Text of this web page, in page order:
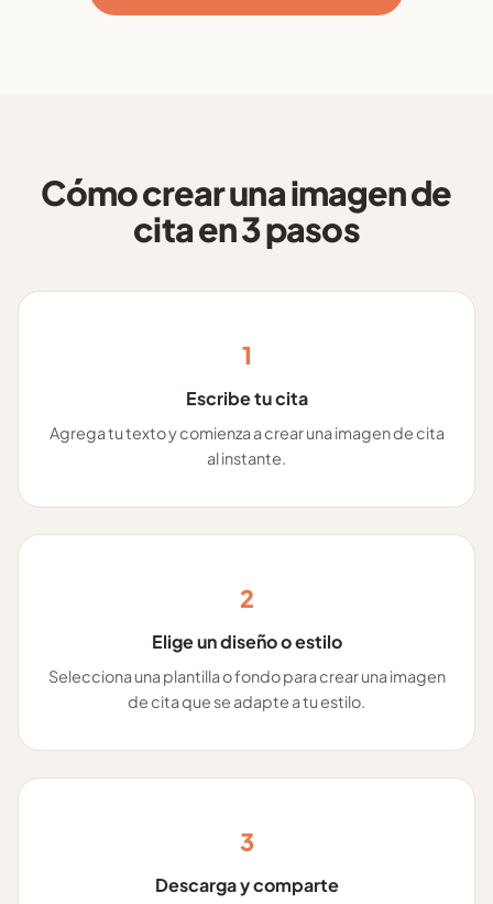
Cómo crear una imagen de
cita en 3 pasos
1
Escribe tu cita
Agrega tu texto y comienza a crear una imagen de cita
al instante.
2
Elige un diseño o estilo
Selecciona una plantilla o fondo para crear una imagen
de cita que se adapte a tu estilo.
3
Descarga y comparte